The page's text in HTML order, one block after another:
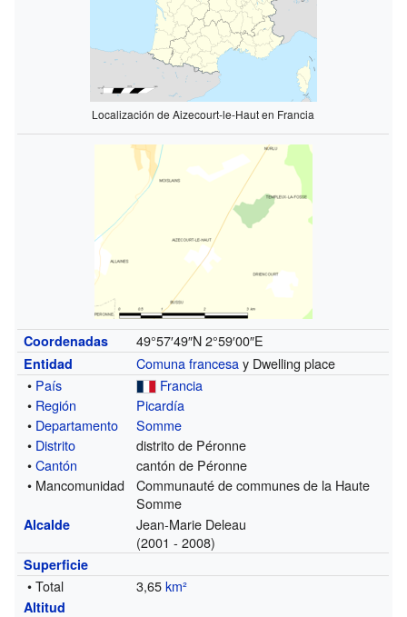
Localización de Aizecourt-le-Haut en Francia
Coordenadas 49°57′49″N 2°59′00″E
Entidad Comuna francesay Dwelling place
• País
Francia
• Región
Picardía
• Departamento
Somme
• Distrito
distrito de Péronne
•Cantón
cantón de Péronne
• Mancomunidad
Communauté de communes de la Haute
Somme
Alcalde
Jean-Marie Deleau
(2001 - 2008)
Superficie
• Total 3,65km²
Altitud